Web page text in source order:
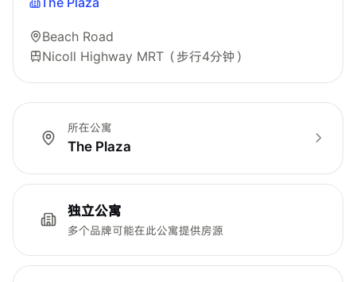
Beach Road
Nicoll Highway MRT （步行4分钟）
所在公寓
The Plaza
独立公寓
多个品牌可能在此公寓提供房源